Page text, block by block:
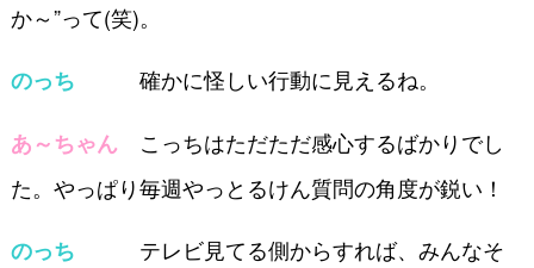
か～”って(笑)。
のっち 確かに怪しい行動に見えるね。
あ～ちゃん こっちはただただ感心するばかりでし
た。やっぱり毎週やっとるけん質問の角度が鋭い！
のっち テレビ見てる側からすれば、みんなそ